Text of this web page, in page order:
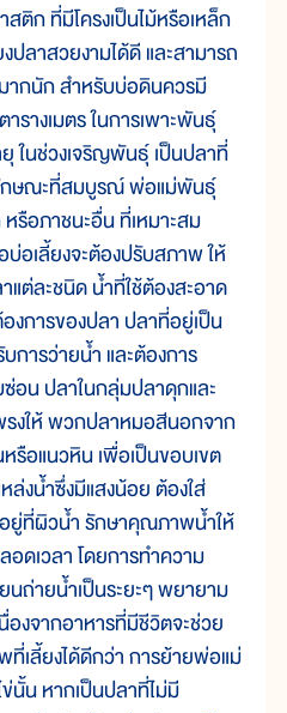
ติก ที่มีโครงเป็นไม้หรือเหล็ก
ปลาสวยงามได้ดี และสามารถ
มากนัก สำหรับบ่อดินควรมี
างเมตร ในการเพาะพันธุ์
ในช่วงเจริญพันธุ์ เป็นปลาที่
กษณะที่สมบูรณ์ พ่อแม่พันธุ์
รือภาชนะอื่น ที่เหมาะสม
อเลี้ยงจะต้องปรับสภาพ ให้
ต่ละชนิด น้ำที่ใช้ต้องสะอาด
การของปลา ปลาที่อยู่เป็น
การว่ายน้ำ และต้องการ
อน ปลาในกลุ่มปลาดุกและ
รงให้ พวกปลาหมอสีนอกจาก
รือแนวหิน เพื่อเป็นขอบเขต
งน้ำซึ่งมีแสงน้อย ต้องใส่
ยู่ที่ผิวน้ำ รักษาคุณภาพน้ำให้
อดเวลา โดยการทำความ
นถ่ายน้ำเป็นระยะๆ พยายาม
องจากอาหารที่มีชีวิตจะช่วย
ที่เลี้ยงได้ดีกว่า การย้ายพ่อแม่
น หากเป็นปลาที่ไม่มี